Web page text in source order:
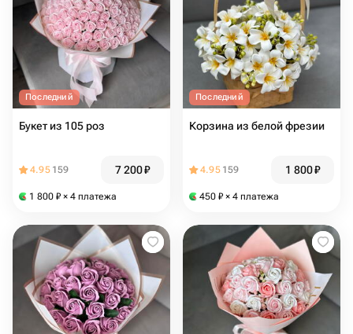
Последний
Букет из 105 роз
4.95 159 7 200₽
1 800 ₽ × 4 платежа
Последний
Корзина из белой фрезии
4.95 159 1 800₽
450 ₽ × 4 платежа